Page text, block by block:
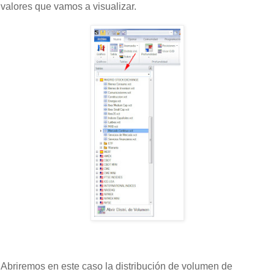
valores que vamos a visualizar.
Abriremos en este caso la distribución de volumen de